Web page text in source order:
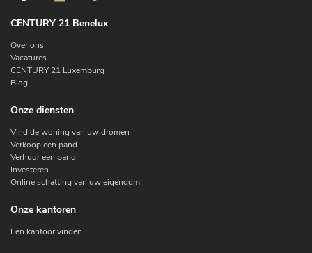
CENTURY 21 Benelux
Over ons
Vacatures
CENTURY 21 Luxemburg
Blog
Onze diensten
Vind de woning van uw dromen
Verkoop een pand
Verhuur een pand
Investeren
Online schatting van uw eigendom
Onze kantoren
Een kantoor vinden